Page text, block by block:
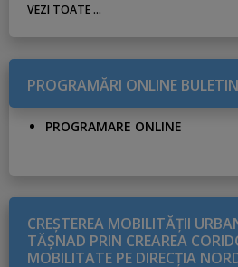
VEZI TOATE ...
PROGRAMĂRI ONLINE
PROGRAMARE ONLINE
CREŞTEREA MOBILITĂŢII
TĂŞNAD PRIN CREAREA
MOBILITATE PE DIRECŢIA